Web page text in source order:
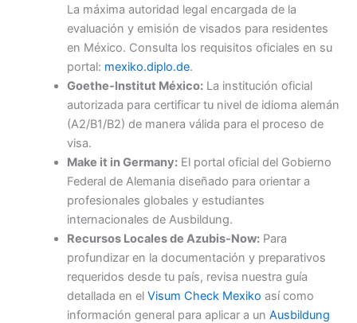
La máxima autoridad legal encargada de la
evaluación y emisión de visados para residentes
en México. Consulta los requisitos oficiales en su
portal: mexiko.diplo.de.
Goethe-Institut México:La institución oficial
autorizada para certificar tu nivel de idioma alemán
(A2/B1/B2) de manera válida para el proceso de
visa.
Make it in Germany:El portal oficial del Gobierno
Federal de Alemania diseñado para orientar a
profesionales globales y estudiantes
internacionales de Ausbildung.
Recursos Locales de Azubis-Now:Para
profundizar en la documentación y preparativos
requeridos desde tu país, revisa nuestra guía
detallada en el Visum Check Mexiko así como
información general para aplicar a un Ausbildung